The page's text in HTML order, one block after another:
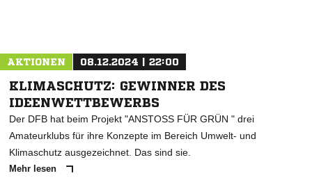
AKTIONEN 08.12.2024 | 22:00
KLIMASCHUTZ: GEWINNER DES
IDEENWETTBEWERBS
Der DFB hat beim Projekt "ANSTOSS FÜR GRÜN " drei
Amateurklubs für ihre Konzepte im Bereich Umwelt- und
Klimaschutz ausgezeichnet. Das sind sie.
Mehr lesen